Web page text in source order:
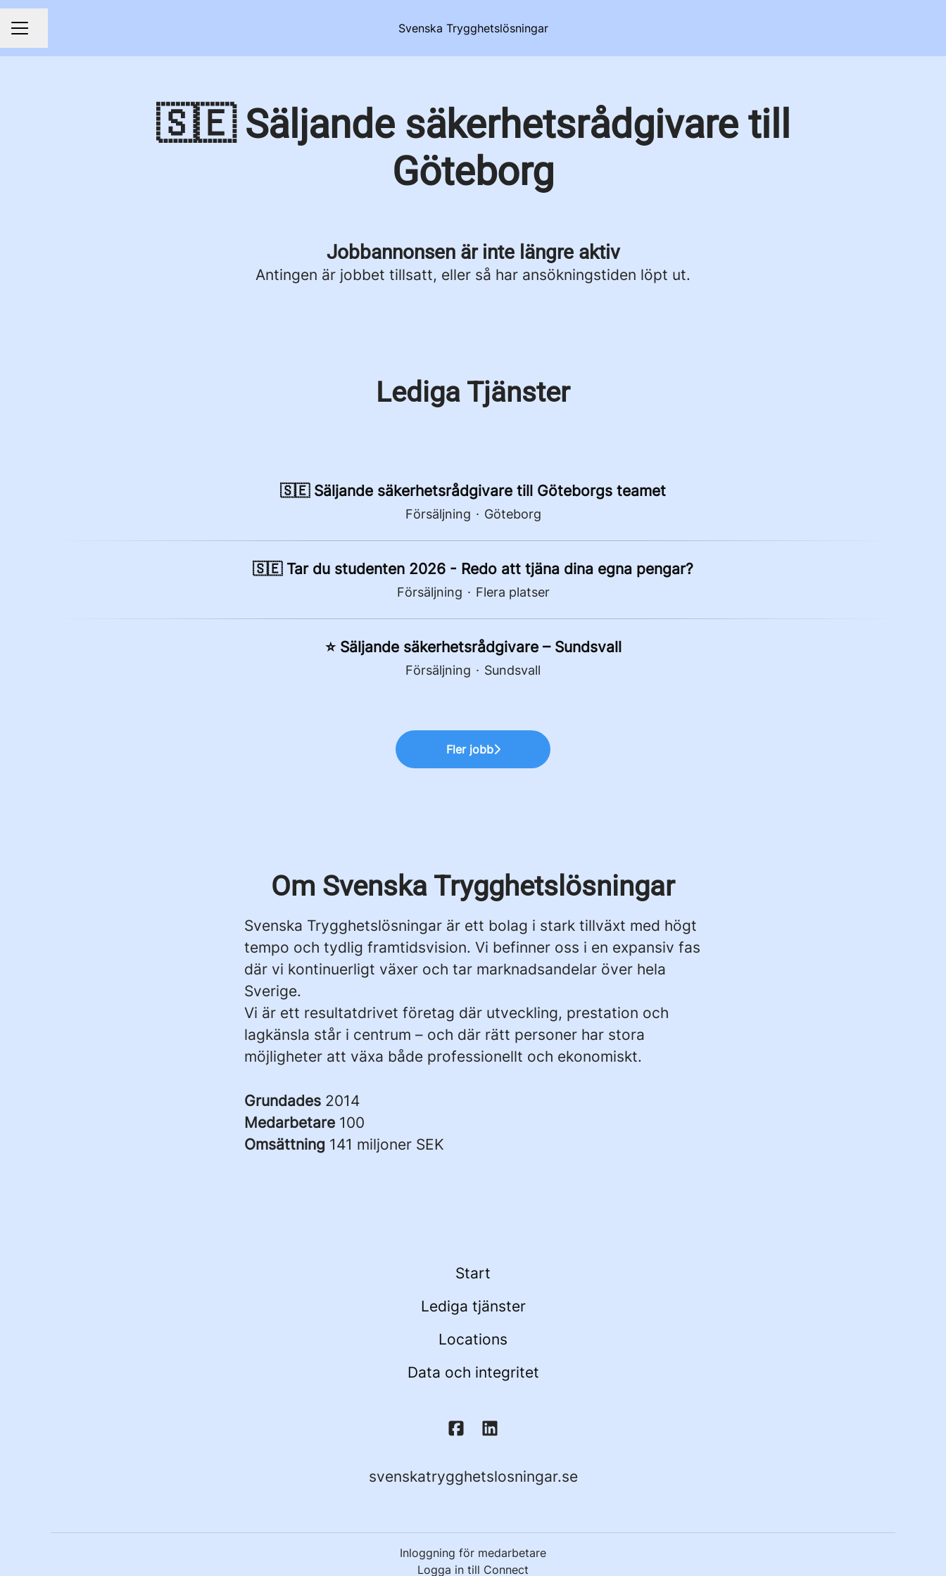
KARRIÄRMENY Svenska Trygghetslösningar
Dela sidan
🇸🇪 Säljande säkerhetsrådgivare till
Göteborg
Jobbannonsen är inte längre aktiv
Antingen är jobbet tillsatt, eller så har ansökningstiden löpt ut.
Lediga Tjänster
🇸🇪 Säljande säkerhetsrådgivare till Göteborgs teamet
Försäljning · Göteborg
🇸🇪 Tar du studenten 2026 - Redo att tjäna dina egna pengar?
Försäljning · Flera platser
⭐ Säljande säkerhetsrådgivare – Sundsvall
Försäljning · Sundsvall
Fler jobb
Om Svenska Trygghetslösningar
Svenska Trygghetslösningar är ett bolag i stark tillväxt med högt
tempo och tydlig framtidsvision. Vi befinner oss i en expansiv fas
där vi kontinuerligt växer och tar marknadsandelar över hela
Sverige.
Vi är ett resultatdrivet företag där utveckling, prestation och
lagkänsla står i centrum – och där rätt personer har stora
möjligheter att växa både professionellt och ekonomiskt.
Grundades 2014
Medarbetare 100
Omsättning 141 miljoner SEK
Start
Lediga tjänster
Locations
Data och integritet
svenskatrygghetslosningar.se
Inloggning för medarbetare
Logga in till Connect